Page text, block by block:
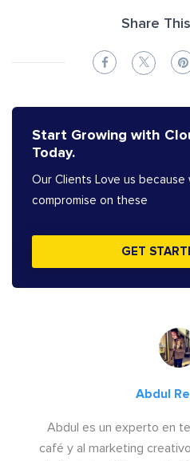
Share
Start Growing with
Today.
Our Clients Love us because
compromise on these
GET
Abdul
Abdul es un experto en
café y al marketing